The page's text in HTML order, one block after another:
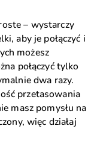
– wystarczy
aby je połączyć i
możesz
połączyć tylko
dwa razy.
przetasowania
masz pomysłu na
więc działaj